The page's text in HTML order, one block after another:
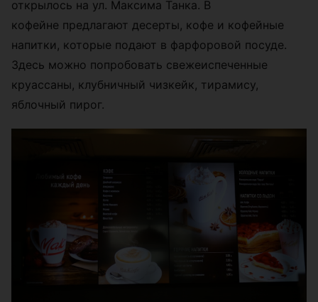
открылось на ул. Максима Танка. В
кофейне предлагают десерты, кофе и кофейные
напитки, которые подают в фарфоровой посуде.
Здесь можно попробовать свежеиспеченные
круассаны, клубничный чизкейк, тирамису,
яблочный пирог.